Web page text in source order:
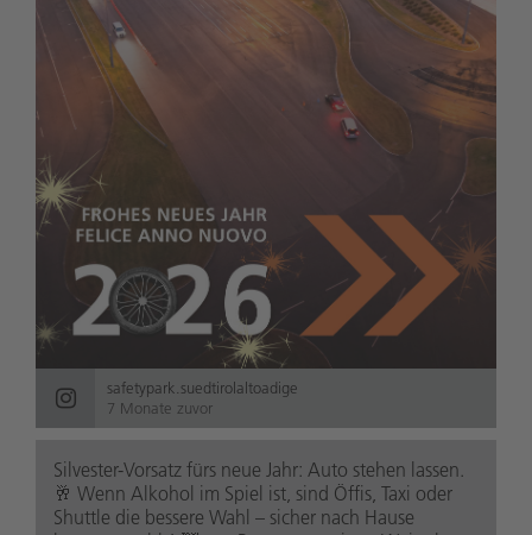
safetypark.suedtirolaltoadige
7 Monate zuvor
Silvester-Vorsatz fürs neue Jahr: Auto stehen lassen.
🥂 Wenn Alkohol im Spiel ist, sind Öffis, Taxi oder
Shuttle die bessere Wahl – sicher nach Hause